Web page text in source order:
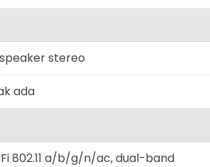
stereo
ada
802.11 a/b/g/n/ac, dual-band